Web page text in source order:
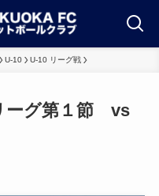
U-10 U-10 リーグ戦
ーグ第１節 vs